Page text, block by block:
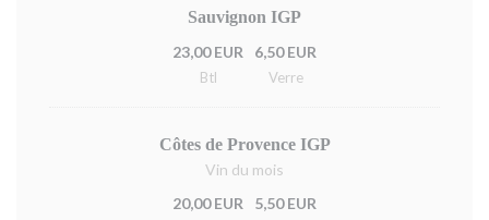
Sauvignon IGP
23,00 EUR
Btl
6,50 EUR
Verre
Côtes de Provence IGP
Vin du mois
20,00 EUR
5,50 EUR